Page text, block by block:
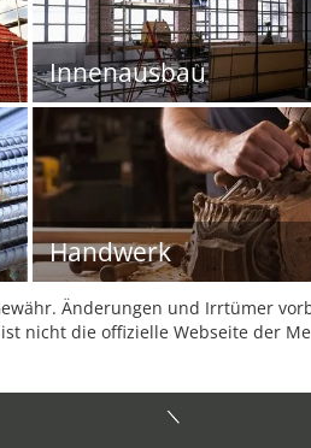
Innenausbau
Handwerk
Änderungen und Irrtümer
nicht die offizielle Webseite der